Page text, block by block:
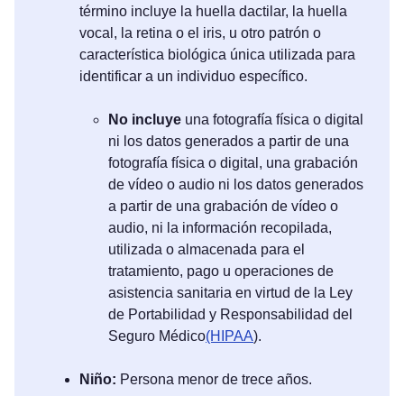
término incluye la huella dactilar, la huella
vocal, la retina o el iris, u otro patrón o
característica biológica única utilizada para
identificar a un individuo específico.
No incluye una fotografía física o digital
ni los datos generados a partir de una
fotografía física o digital, una grabación
de vídeo o audio ni los datos generados
a partir de una grabación de vídeo o
audio, ni la información recopilada,
utilizada o almacenada para el
tratamiento, pago u operaciones de
asistencia sanitaria en virtud de la Ley
de Portabilidad y Responsabilidad del
Seguro Médico(HIPAA).
Niño: Persona menor de trece años.